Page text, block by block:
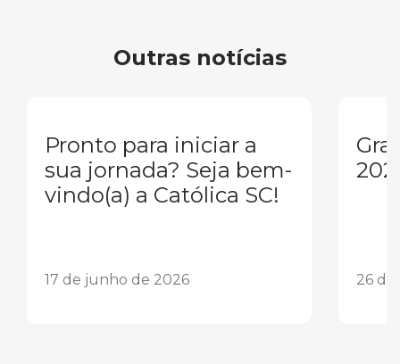
Outras notícias
Pronto para iniciar a
sua jornada? Seja bem-
vindo(a) a Católica SC!
17 de junho de 2026 26 de